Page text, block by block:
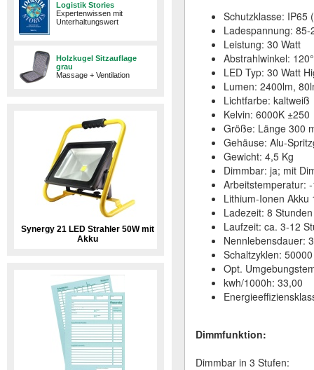
Logistik Stories
Expertenwissen mit
Unterhaltungswert
Holzkugel Sitzauflage
grau
Massage + Ventilation
Synergy 21 LED Strahler 50W mit
Akku
Schutzklasse: IP65
Ladespannung: 85-
Leistung: 30 Watt
Abstrahlwinkel: 120°
LED Typ: 30 Watt
Lumen: 2400lm,
Lichtfarbe: kaltweiß
Kelvin: 6000K ±250
Größe: Länge 300
Gehäuse: Alu-
Gewicht: 4,5 Kg
Dimmbar: ja; mit
Arbeitstemperatur:
Lithium-Ionen Akku
Ladezeit: 8 Stunden
Laufzeit: ca. 3-12
Nennlebensdauer:
Schaltzyklen: 50000
Opt.
kwh/1000h: 33,00
Dimmfunktion:
Dimmbar in 3 Stufen: